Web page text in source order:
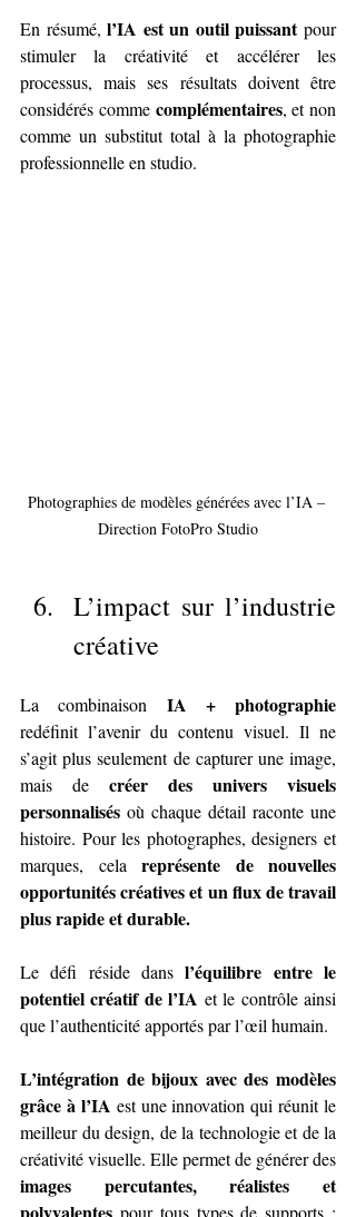
En résumé, l’IA est un outil puissant pour
stimuler la créativité et accélérer les
processus, mais ses résultats doivent être
considérés comme complémentaires, et non
comme un substitut total à la photographie
professionnelle en studio.
Photographies de modèles générées avec l’IA –
Direction FotoPro Studio
L’impact sur l’industrie
créative
La combinaison IA + photographie
redéfinit l’avenir du contenu visuel. Il ne
s’agit plus seulement de capturer une image,
mais de créer des univers visuels
personnalisés où chaque détail raconte une
histoire. Pour les photographes, designers et
marques, cela représente de nouvelles
opportunités créatives et un flux de travail
plus rapide et durable.
Le défi réside dans l’équilibre entre le
potentiel créatif de l’IA et le contrôle ainsi
que l’authenticité apportés par l’œil humain.
L’intégration de bijoux avec des modèles
grâce à l’IA est une innovation qui réunit le
meilleur du design, de la technologie et de la
images percutantes, réalistes et